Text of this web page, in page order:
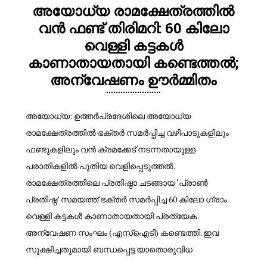
അയോധ്യ രാമക്ഷേത്രത്തിൽ
വൻ ഫണ്ട് തിരിമറി: 60 കിലോ
വെള്ളി കട്ടകൾ
കാണാതായതായി കണ്ടെത്തൽ;
അന്വേഷണം ഊർമ്മിതം
അയോധ്യ: ഉത്തർപ്രദേശിലെ അയോധ്യ
രാമക്ഷേത്രത്തിൽ ഭക്തർ സമർപ്പിച്ച വഴിപാടുകളിലും
ഫണ്ടുകളിലും വൻ ക്രമക്കേട് നടന്നതായുള്ള
പരാതികളിൽ പുതിയ വെളിപ്പെടുത്തൽ.
രാമക്ഷേത്രത്തിലെ പ്രതിഷ്ഠാ ചടങ്ങായ ‘പ്രാൺ
പ്രതിഷ്ഠ’ സമയത്ത് ഭക്തർ സമർപ്പിച്ച 60 കിലോ ഗ്രാം
വെള്ളി കട്ടകൾ കാണാതായതായി പ്രത്യേക
അന്വേഷണ സംഘം (എസ്ഐടി) കണ്ടെത്തി. ഇവ
സൂക്ഷിച്ചതുമായി ബന്ധപ്പെട്ട യാതൊരുവിധ